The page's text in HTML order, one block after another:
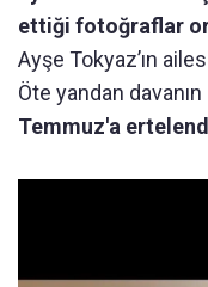
ettiği fotoğraflar
Ayşe Tokyaz’ın
Öte yandan
Temmuz'a